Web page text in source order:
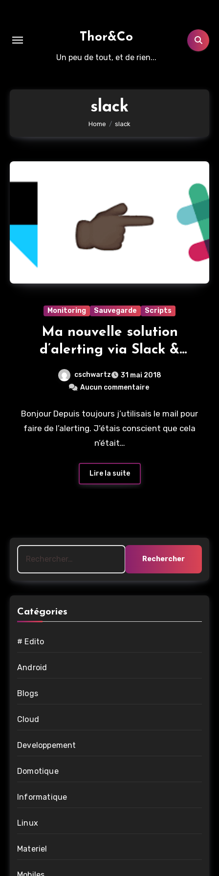
Thor&Co
Un peu de tout, et de rien...
slack
Home slack
Monitoring Sauvegarde Scripts
Ma nouvelle solution
d’alerting via Slack &
cschwartz
31 mai 2018
Aucun commentaire
Bonjour Depuis toujours j’utilisais le mail pour
faire de l’alerting. J’étais conscient que cela
n’était…
Lire la suite
Rechercher :
Catégories
# Edito
Android
Blogs
Cloud
Developpement
Domotique
Informatique
Linux
Materiel